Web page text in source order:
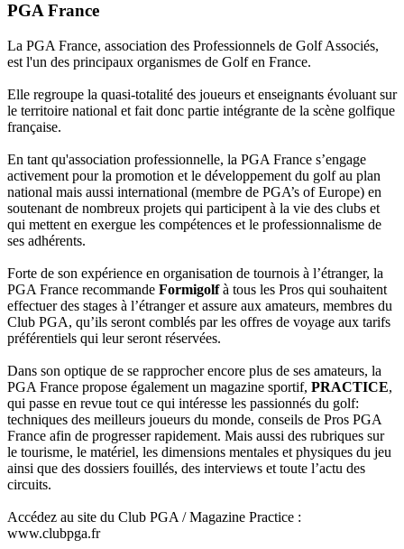
PGA France
La PGA France, association des Professionnels de Golf Associés,
est l'un des principaux organismes de Golf en France.
Elle regroupe la quasi-totalité des joueurs et enseignants évoluant sur
le territoire national et fait donc partie intégrante de la scène golfique
française.
En tant qu'association professionnelle, la PGA France s’engage
activement pour la promotion et le développement du golf au plan
national mais aussi international (membre de PGA’s of Europe) en
soutenant de nombreux projets qui participent à la vie des clubs et
qui mettent en exergue les compétences et le professionnalisme de
ses adhérents.
Forte de son expérience en organisation de tournois à l’étranger, la
PGA France recommande Formigolfà tous les Pros qui souhaitent
effectuer des stages à l’étranger et assure aux amateurs, membres du
Club PGA, qu’ils seront comblés par les offres de voyage aux tarifs
préférentiels qui leur seront réservées.
Dans son optique de se rapprocher encore plus de ses amateurs, la
PGA France propose également un magazine sportif, PRACTICE,
qui passe en revue tout ce qui intéresse les passionnés du golf:
techniques des meilleurs joueurs du monde, conseils de Pros PGA
France afin de progresser rapidement. Mais aussi des rubriques sur
le tourisme, le matériel, les dimensions mentales et physiques du jeu
ainsi que des dossiers fouillés, des interviews et toute l’actu des
circuits.
Accédez au site du Club PGA / Magazine Practice :
www.clubpga.fr